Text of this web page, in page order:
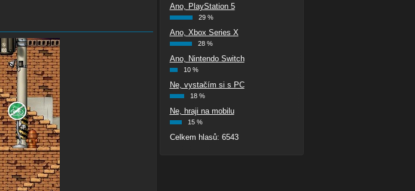
Ano, PlayStation 5
29 %
Ano, Xbox Series X
28 %
Ano, Nintendo Switch
10 %
Ne, vystačím si s PC
18 %
Ne, hraji na mobilu
15 %
Celkem hlasů: 6543